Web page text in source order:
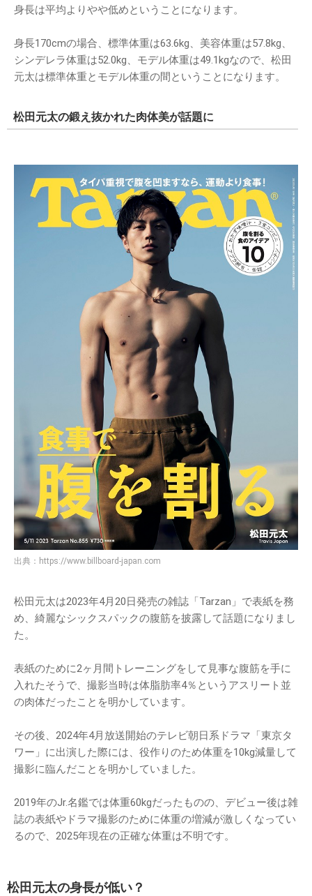
身長は平均よりやや低めということになります。
身長170cmの場合、標準体重は63.6kg、美容体重は57.8kg、
シンデレラ体重は52.0kg、モデル体重は49.1kgなので、松田
元太は標準体重とモデル体重の間ということになります。
松田元太の鍛え抜かれた肉体美が話題に
出典： https://www.billboard-japan.com
松田元太は2023年4月20日発売の雑誌「Tarzan」で表紙を務
め、綺麗なシックスパックの腹筋を披露して話題になりまし
た。
表紙のために2ヶ月間トレーニングをして見事な腹筋を手に
入れたそうで、撮影当時は体脂肪率4％というアスリート並
の肉体だったことを明かしています。
その後、2024年4月放送開始のテレビ朝日系ドラマ「東京タ
ワー」に出演した際には、役作りのため体重を10kg減量して
撮影に臨んだことを明かしていました。
2019年のJr.名鑑では体重60kgだったものの、デビュー後は雑
誌の表紙やドラマ撮影のために体重の増減が激しくなってい
るので、2025年現在の正確な体重は不明です。
松田元太の身長が低い？